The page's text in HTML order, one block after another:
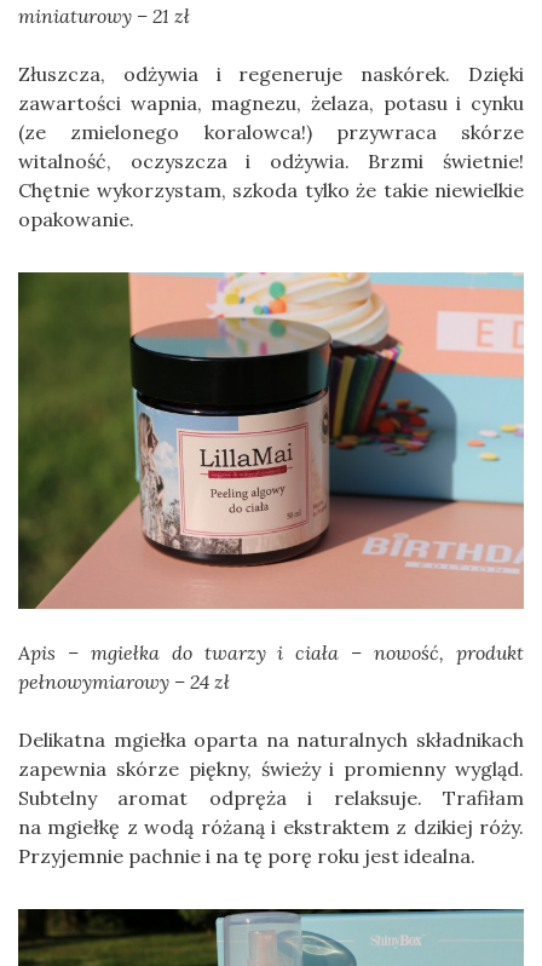
miniaturowy – 21 zł
Złuszcza, odżywia i regeneruje naskórek. Dzięki
zawartości wapnia, magnezu, żelaza, potasu i cynku
(ze zmielonego koralowca!) przywraca skórze
witalność, oczyszcza i odżywia. Brzmi świetnie!
Chętnie wykorzystam, szkoda tylko że takie niewielkie
opakowanie.
Apis – mgiełka do twarzy i ciała – nowość, produkt
pełnowymiarowy – 24 zł
Delikatna mgiełka oparta na naturalnych składnikach
zapewnia skórze piękny, świeży i promienny wygląd.
Subtelny aromat odpręża i relaksuje. Trafiłam
na mgiełkę z wodą różaną i ekstraktem z dzikiej róży.
Przyjemnie pachnie i na tę porę roku jest idealna.